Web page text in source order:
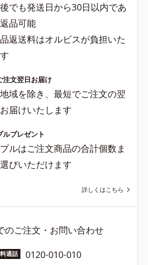
でも発送日から30日以内であ
品可能
返送料はオルビスが負担いた
注文翌日お届け
域を除き、最短でご注文の翌
届けいたします
ルプレゼント
ルはご注文商品の合計個数ま
びいただけます
詳しくはこちら
のご注文・お問い合わせ
通話 0120-010-010